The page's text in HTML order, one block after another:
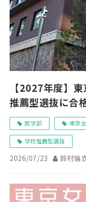
【2027年度】
推薦型選抜に合
医学部 東京
学校推薦型選抜
2026/07/23 鈴村倫